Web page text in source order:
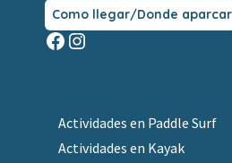
Como llegar/Donde aparcar
Facebook
Instagram
Actividades en Paddle Surf
Actividades en Kayak